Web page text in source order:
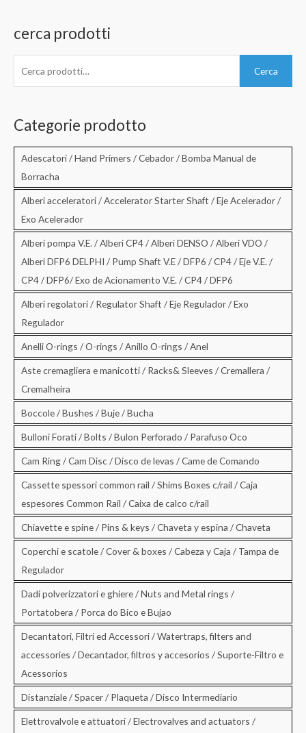
cerca prodotti
c
Cerca
Categorie prodotto
Adescatori / Hand Primers / Cebador / Bomba Manual de
Borracha
Alberi acceleratori / Accelerator Starter Shaft / Eje Acelerador /
Exo Acelerador
Alberi pompa V.E. / Alberi CP4 / Alberi DENSO / Alberi VDO /
Alberi DFP6 DELPHI / Pump Shaft V.E / DFP6 / CP4 / Eje V.E. /
CP4 / DFP6/ Exo de Acionamento V.E. / CP4 / DFP6
Alberi regolatori / Regulator Shaft / Eje Regulador / Exo
Regulador
Anelli O-rings / O-rings / Anillo O-rings / Anel
Aste cremagliera e manicotti / Racks& Sleeves / Cremallera /
Cremalheira
Boccole / Bushes / Buje / Bucha
Bulloni Forati / Bolts / Bulon Perforado / Parafuso Oco
Cam Ring / Cam Disc / Disco de levas / Came de Comando
Cassette spessori common rail / Shims Boxes c/rail / Caja
espesores Common Rail / Caixa de calco c/rail
Chiavette e spine / Pins & keys / Chaveta y espina / Chaveta
Coperchi e scatole / Cover & boxes / Cabeza y Caja / Tampa de
Regulador
Dadi polverizzatori e ghiere / Nuts and Metal rings /
Portatobera / Porca do Bico e Bujao
Decantatori, Filtri ed Accessori / Watertraps, filters and
accessories / Decantador, filtros y accesorios / Suporte-Filtro e
Acessorios
Distanziale / Spacer / Plaqueta / Disco Intermediario
Elettrovalvole e attuatori / Electrovalves and actuators /